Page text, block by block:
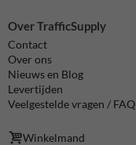
Over TrafficSupply
Contact
Over ons
Nieuws en Blog
Levertijden
Veelgestelde vragen / FAQ
Winkelmand